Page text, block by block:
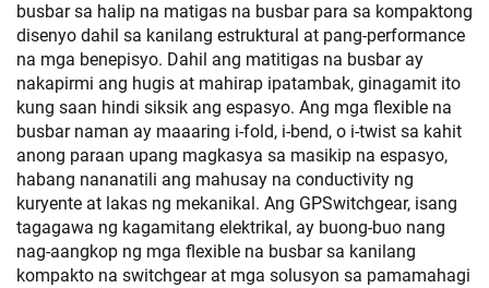
busbar sa halip na matigas na busbar para sa kompaktong
disenyo dahil sa kanilang estruktural at pang-performance
na mga benepisyo. Dahil ang matitigas na busbar ay
nakapirmi ang hugis at mahirap ipatambak, ginagamit ito
kung saan hindi siksik ang espasyo. Ang mga flexible na
busbar naman ay maaaring i-fold, i-bend, o i-twist sa kahit
anong paraan upang magkasya sa masikip na espasyo,
habang nananatili ang mahusay na conductivity ng
kuryente at lakas ng mekanikal. Ang GPSwitchgear, isang
tagagawa ng kagamitang elektrikal, ay buong-buo nang
nag-aangkop ng mga flexible na busbar sa kanilang
kompakto na switchgear at mga solusyon sa pamamahagi